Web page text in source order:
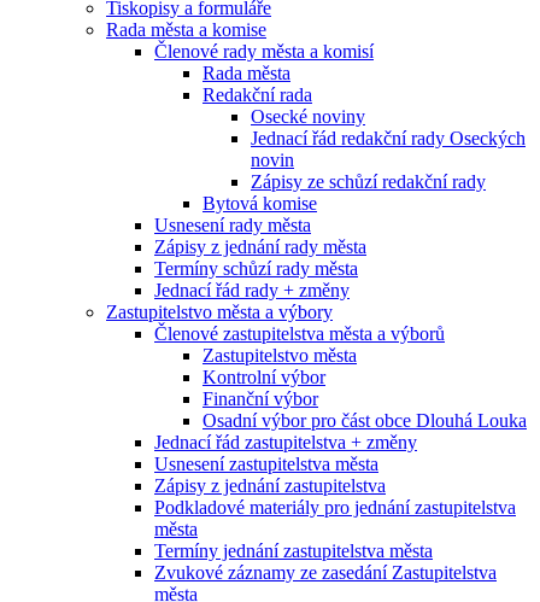
Tiskopisy a formuláře
Rada města a komise
Členové rady města a komisí
Rada města
Redakční rada
Osecké noviny
Jednací řád redakční rady Oseckých
novin
Zápisy ze schůzí redakční rady
Bytová komise
Usnesení rady města
Zápisy z jednání rady města
Termíny schůzí rady města
Jednací řád rady + změny
Zastupitelstvo města a výbory
Členové zastupitelstva města a výborů
Zastupitelstvo města
Kontrolní výbor
Finanční výbor
Osadní výbor pro část obce Dlouhá Louka
Jednací řád zastupitelstva + změny
Usnesení zastupitelstva města
Zápisy z jednání zastupitelstva
Podkladové materiály pro jednání zastupitelstva
města
Termíny jednání zastupitelstva města
Zvukové záznamy ze zasedání Zastupitelstva
města